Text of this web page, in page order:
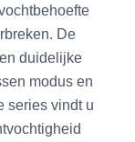
De
duidelijke
modus en
series vindt u